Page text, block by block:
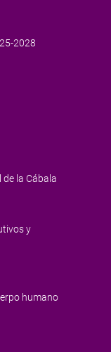
2028
de la Cábala
y
humano